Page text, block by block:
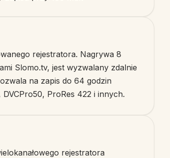
rejestratora. Nagrywa 8
Slomo.tv, jest wyzwalany zdalnie
na zapis do 64 godzin
ProRes 422 i innych.
rejestratora